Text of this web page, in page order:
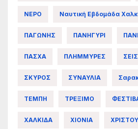
ΝΕΡΟ Ναυτική Εβδομάδα
ΠΑΓΩΝΗΣ ΠΑΝΗΓΥΡΙ
ΠΑΣΧΑ ΠΛΗΜΜΥΡΕΣ
ΣΚΥΡΟΣ ΣΥΝΑΥΛΙΑ
ΤΕΜΠΗ ΤΡΕΞΙΜΟ
ΧΑΛΚΙΔΑ ΧΙΟΝΙΑ